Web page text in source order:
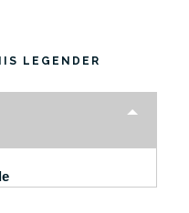
LEGENDER